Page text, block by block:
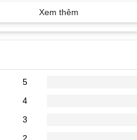
nghệ cao nên không lo bị
người dùng có thể kết nối bàn
với tất cả hệ điều hành hiện
ngay. Phím có độ nhạy và độ
BỊ HỎNG
lạ như: hhhhhhhhh,
không đánh được. Có lúc
lên chúng ta nghe tiếng kêu tít
Xem thêm
5
4
3
2